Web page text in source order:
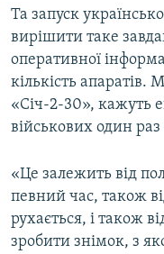
Та запуск
вирішити таке
оперативної
кількість
«Січ-2-30», кажуть
військових один раз
«Це залежить від
певний час, також
рухається, і також
зробити знімок, з